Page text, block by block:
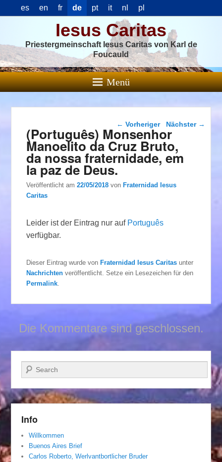
es en fr de pt it nl pl
Iesus Caritas
Priestergmeinschaft Iesus Caritas von Karl de
Foucauld
Menü
Beitragsnavigation
← Vorheriger Nächster →
(Português) Monsenhor
Manoelito da Cruz Bruto,
da nossa fraternidade, em
la paz de Deus.
Veröffentlicht am22/05/2018 vonFraternidad Iesus
Caritas
Leider ist der Eintrag nur auf Português
verfügbar.
Dieser Eintrag wurde vonFraternidad Iesus Caritas unter
Nachrichten veröffentlicht. Setze ein Lesezeichen für den
Permalink
Die Kommentare sind geschlossen.
Suchen
Info
Willkommen
Buenos Aires Brief
Carlos Roberto, Werlvantbortlicher Bruder